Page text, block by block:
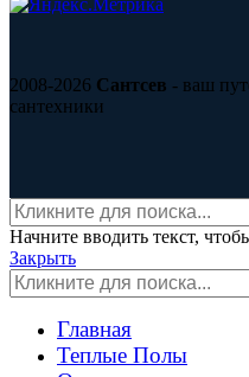
2008-2026 Сантсев - ваш
сантехники
Начните вводить текст,
Закрыть
Главная
Теплые Полы